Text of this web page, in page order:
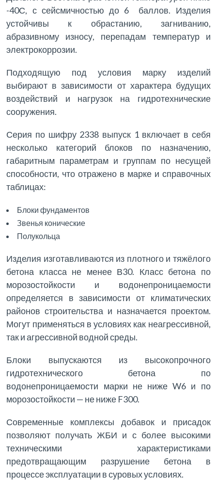
-40С, с сейсмичностью до 6 баллов. Изделия
устойчивы к обрастанию, загниванию,
абразивному износу, перепадам температур и
электрокоррозии.
Подходящую под условия марку изделий
выбирают в зависимости от характера будущих
воздействий и нагрузок на гидротехнические
сооружения.
Серия по шифру 2338 выпуск 1 включает в себя
несколько категорий блоков по назначению,
габаритным параметрам и группам по несущей
способности, что отражено в марке и справочных
таблицах:
Блоки фундаментов
Звенья конические
Полукольца
Изделия изготавливаются из плотного и тяжёлого
бетона класса не менее В30. Класс бетона по
морозостойкости и водонепроницаемости
определяется в зависимости от климатических
районов строительства и назначается проектом.
Могут применяться в условиях как неагрессивной,
так и агрессивной водной среды.
Блоки выпускаются из высокопрочного
гидротехнического бетона по
водонепроницаемости марки не ниже W6 и по
морозостойкости — не ниже F300.
Современные комплексы добавок и присадок
позволяют получать ЖБИ и с более высокими
техническими характеристиками
предотвращающим разрушение бетона в
процессе эксплуатации в суровых условиях.